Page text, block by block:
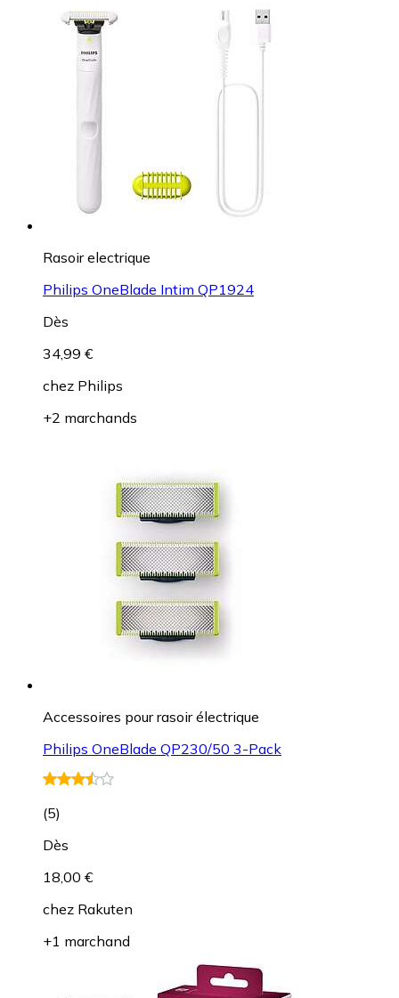
Rasoir electrique
Philips OneBlade Intim QP1924
Dès
34,99 €
chez Philips
+2 marchands
Accessoires pour rasoir électrique
Philips OneBlade QP230/50 3-Pack
(5)
Dès
18,00 €
chez Rakuten
+1 marchand